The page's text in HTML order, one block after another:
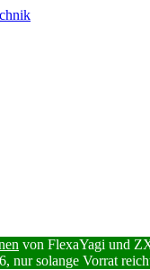
von FlexaYagi und
nur solange Vorrat